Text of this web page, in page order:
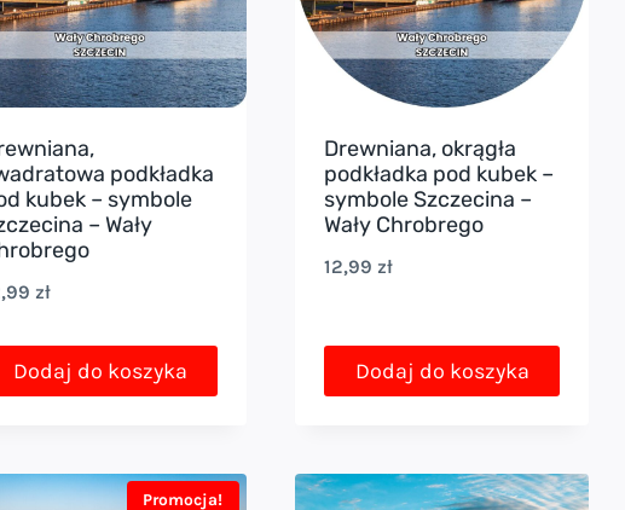
wybrać
na
stronie
produktu
podkładka
kubek – symbole
– Wały
zł
Dodaj do koszyka
Drewniana, okrągła
podkładka pod kubek –
symbole Szczecina –
Wały Chrobrego
12,99 zł
Dodaj do koszyka
Promocja!